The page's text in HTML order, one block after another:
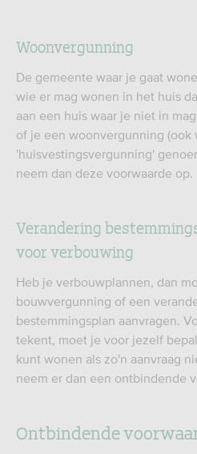
Woonvergunning
De gemeente waar je gaat
wie er mag wonen in het huis
aan een huis waar je niet in
of je een woonvergunning (ook
'huisvestingsvergunning'
neem dan deze voorwaarde op.
Verandering
voor verbouwing
Heb je verbouwplannen, dan
bouwvergunning of een
bestemmingsplan aanvragen.
tekent, moet je voor jezelf
kunt wonen als zo'n aanvraag
neem er dan een ontbindende
Ontbindende